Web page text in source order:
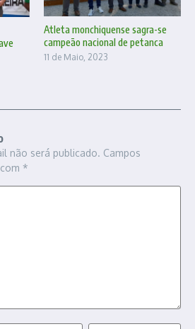
Atleta monchiquense sagra-se
campeão nacional de petanca
11 de Maio, 2023
não será publicado. Campos
*